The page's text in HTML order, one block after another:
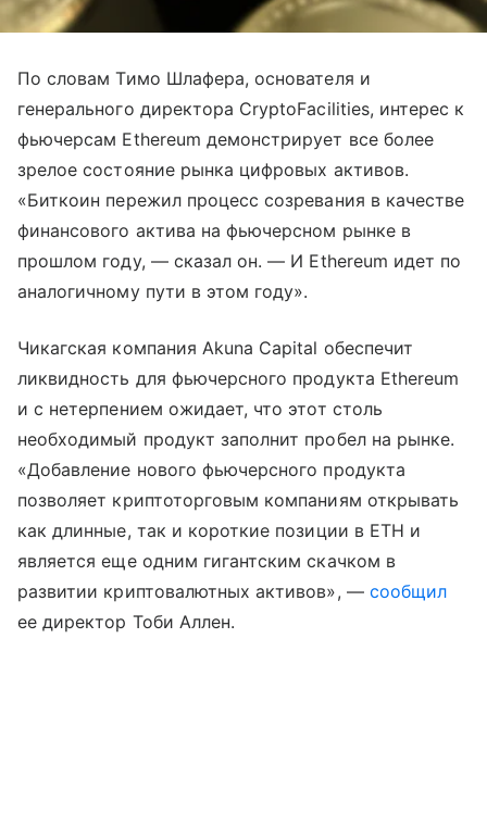
По словам Тимо Шлафера, основателя и
генерального директора CryptoFacilities, интерес к
фьючерсам Ethereum демонстрирует все более
зрелое состояние рынка цифровых активов.
«Биткоин пережил процесс созревания в качестве
финансового актива на фьючерсном рынке в
прошлом году, — сказал он. — И Ethereum идет по
аналогичному пути в этом году».
Чикагская компания Akuna Capital обеспечит
ликвидность для фьючерсного продукта Ethereum
и с нетерпением ожидает, что этот столь
необходимый продукт заполнит пробел на рынке.
«Добавление нового фьючерсного продукта
позволяет криптоторговым компаниям открывать
как длинные, так и короткие позиции в ETH и
является еще одним гигантским скачком в
развитии криптовалютных активов», — сообщил
ее директор Тоби Аллен.